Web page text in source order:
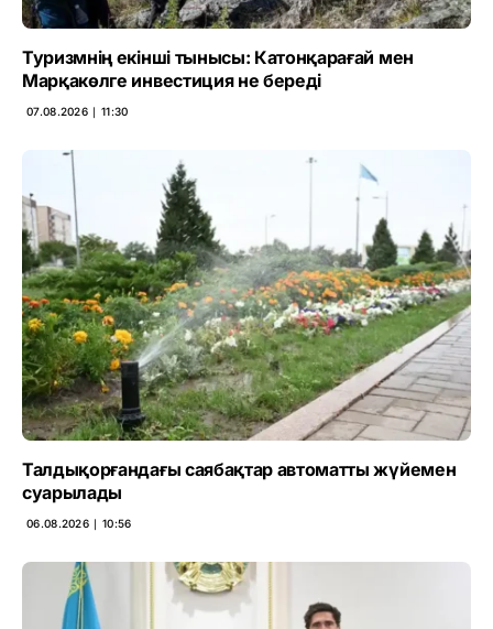
Туризмнің екінші тынысы: Катонқарағай мен
Марқакөлге инвестиция не береді
07.08.2026 ∣ 11:30
Талдықорғандағы саябақтар автоматты жүйемен
суарылады
06.08.2026 ∣ 10:56